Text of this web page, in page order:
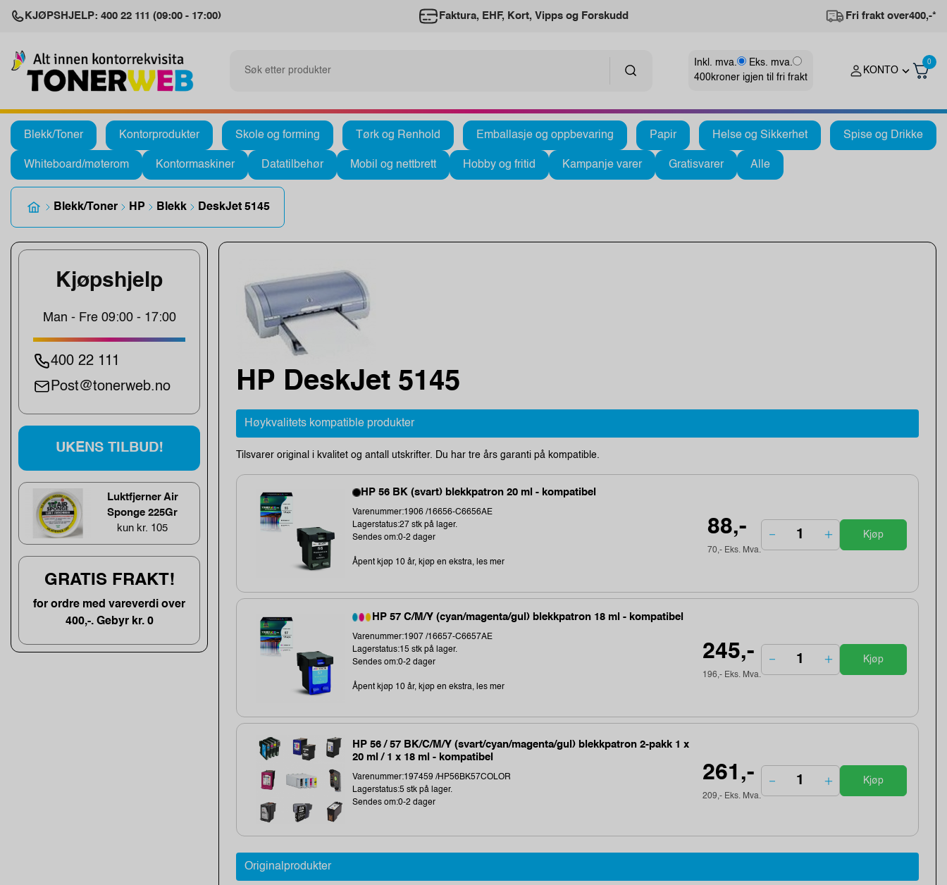
KJØPSHJELP: 400 22 111 (09:00 - 17:00) Faktura, EHF, Kort, Vipps og Forskudd Fri frakt over400,-*
Inkl. mva.
Eks. mva.
400kroner igjen til fri frakt
KONTO
0
Blekk/Toner Kontorprodukter Skole og forming Tørk og Renhold Emballasje og oppbevaring Papir Helse og Sikkerhet Spise og Drikke
Whiteboard/møterom Kontormaskiner Datatilbehør Mobil og nettbrett Hobby og fritid Kampanje varer Gratisvarer Alle
Blekk/Toner HP Blekk DeskJet 5145
Kjøpshjelp
Man - Fre 09:00 - 17:00
400 22 111
Post@tonerweb.no
UKENS TILBUD!
Luktfjerner Air
Sponge 225Gr
kun kr. 105
GRATIS FRAKT!
for ordre med vareverdi over
400,-. Gebyr kr. 0
HP DeskJet 5145
Høykvalitets kompatible produkter
Tilsvarer original i kvalitet og antall utskrifter. Du har tre års garanti på kompatible.
HP 56 BK (svart) blekkpatron 20 ml - kompatibel
Varenummer:1906 /16656-C6656AE
Lagerstatus:27 stk på lager.
Sendes om:0-2 dager
Åpent kjøp 10 år, kjøp en ekstra, les mer
88,-
70,- Eks. Mva.
Kjøp
HP 57 C/M/Y (cyan/magenta/gul) blekkpatron 18 ml - kompatibel
Varenummer:1907 /16657-C6657AE
Lagerstatus:15 stk på lager.
Sendes om:0-2 dager
Åpent kjøp 10 år, kjøp en ekstra, les mer
245,-
196,- Eks. Mva.
Kjøp
HP 56 / 57 BK/C/M/Y (svart/cyan/magenta/gul) blekkpatron 2-pakk 1 x
20 ml / 1 x 18 ml - kompatibel
Varenummer:197459 /HP56BK57COLOR
Lagerstatus:5 stk på lager.
Sendes om:0-2 dager
261,-
209,- Eks. Mva.
Kjøp
Originalprodukter